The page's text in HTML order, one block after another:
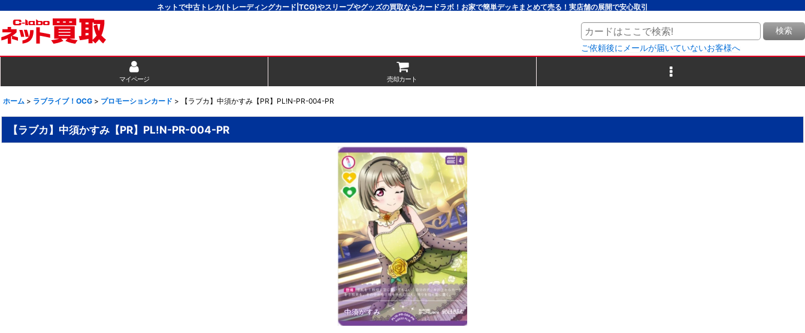
ネットで中古トレカ(トレーディングカード|TCG)やスリーブやグッズの買取ならカードラボ！お家で簡単デッキまとめて売る！実店舗の展開で安心取引
検索
ご依頼後にメールが届いていないお客様へ
マイページ 売却カート
ホーム > ラブライブ！OCG > プロモーションカード > 【ラブカ】中須かすみ【PR】PL!N-PR-004-PR
【ラブカ】中須かすみ【PR】PL!N-PR-004-PR